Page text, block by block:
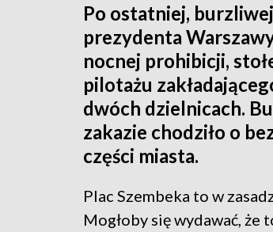
Po ostatniej,
prezydenta
nocnej prohibicji,
pilotażu
dwóch dzielnicach.
zakazie chodziło o
części miasta.
Plac Szembeka to w
Mogłoby się wydawać, że